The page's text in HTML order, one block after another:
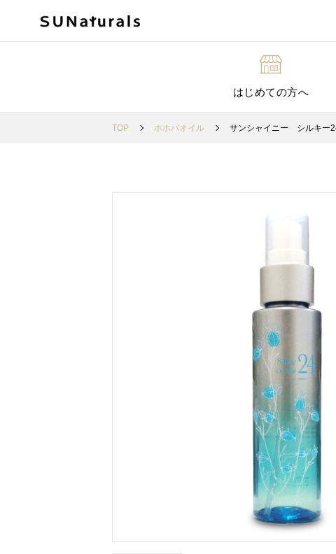
はじめての方へ
TOP ホホバオイル サンシャイニー シルキー